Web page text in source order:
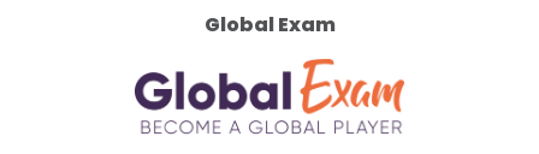
Global Exam